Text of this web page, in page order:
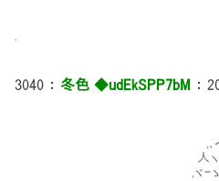
3040 ： 冬色 ◆udEkSPP7bM ：
,､イ＼｀ｰ 、
人ヽl ヽ｀ー
,ヾｰゝヽ､ヽ＼